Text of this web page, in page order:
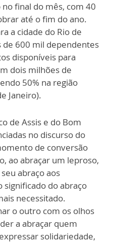
final do mês, com 40
até o fim do ano.
a cidade do Rio de
de 600 mil dependentes
disponíveis para
dois milhões de
50% na região
Janeiro).
de Assis e do Bom
no discurso do
de conversão
ao abraçar um leproso,
abraço aos
significado do abraço
necessitado.
o outro com os olhos
a abraçar quem
solidariedade,